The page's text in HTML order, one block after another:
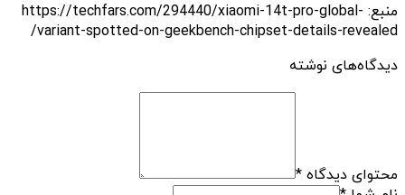
منبع: https://techfars.com/294440/xiaomi-14t-pro-global-
variant-spotted-on-geekbench-chipset-details-revealed/
دیدگاه‌های نوشته
محتوای دیدگاه *